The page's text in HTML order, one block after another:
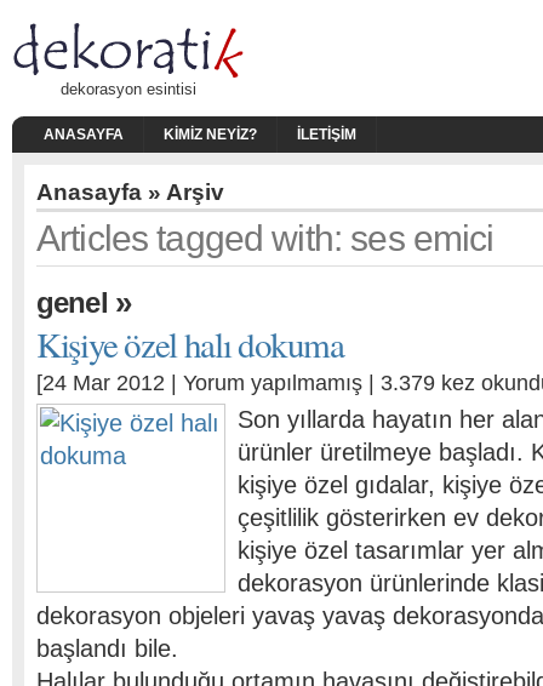
dekorasyon esintisi
ANASAYFA KIMIZ NEYIZ? İLETIŞIM
Anasayfa » Arşiv
Articles tagged with: ses emici
genel »
Kişiye özel halı dokuma
[24 Mar 2012 | Yorum yapılmamış | 3.379 kez
Son yıllarda hayatın her
ürünler üretilmeye başladı.
kişiye özel gıdalar, kişiye
çeşitlilik gösterirken ev
kişiye özel tasarımlar yer
dekorasyon ürünlerinde
dekorasyon objeleri yavaş yavaş
başlandı bile.